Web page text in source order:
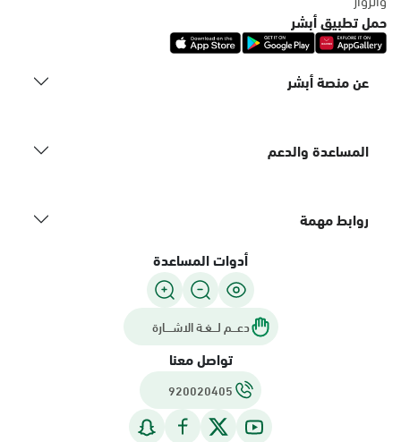
حمل تطبيق أبشر
عن منصة أبشر
المساعدة والدعم
روابط مهمة
أدوات المساعدة
دعـــم لـــغـة الاشــــارة
تواصل معنا
920020405